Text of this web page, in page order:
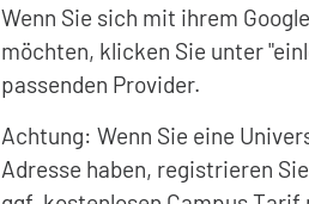
Wenn Sie sich mit ihrem
möchten, klicken Sie unter
passenden Provider.
Achtung: Wenn Sie eine
Adresse haben, registrieren